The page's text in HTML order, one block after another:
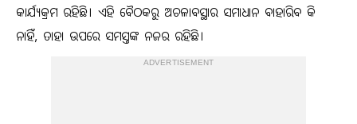
କାର୍ଯ୍ୟକ୍ରମ ରହିଛି। ଏହି ବୈଠକରୁ ଅଚଳାବସ୍ଥାର ସମାଧାନ ବାହାରିବ କି
ନାହିଁ, ତାହା ଉପରେ ସମସ୍ତଙ୍କ ନଜର ରହିଛି।
ADVERTISEMENT